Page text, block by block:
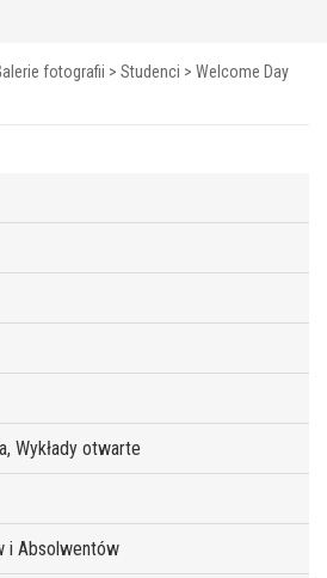
fotografii > Studenci > Welcome Day
Wykłady otwarte
i Absolwentów